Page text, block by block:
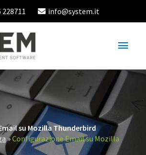
228711 info@system.it
su Mozilla Thunderbird
»Configurazione Email su Mozilla